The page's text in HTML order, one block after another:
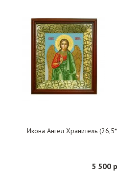
Икона Ангел Хранитель
5 500